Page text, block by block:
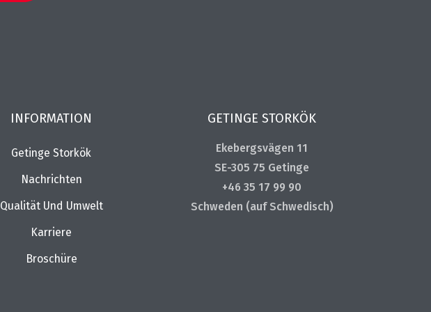
INFORMATION
Getinge Storkök
Nachrichten
Qualität Und Umwelt
Karriere
Broschüre
GETINGE STORKÖK
Ekebergsvägen 11
SE-305 75 Getinge
+46 35 17 99 90
Schweden (auf Schwedisch)